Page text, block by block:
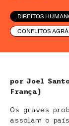
DIREITOS
CONFLITOS
por Joel
França)
Os graves
assolam o